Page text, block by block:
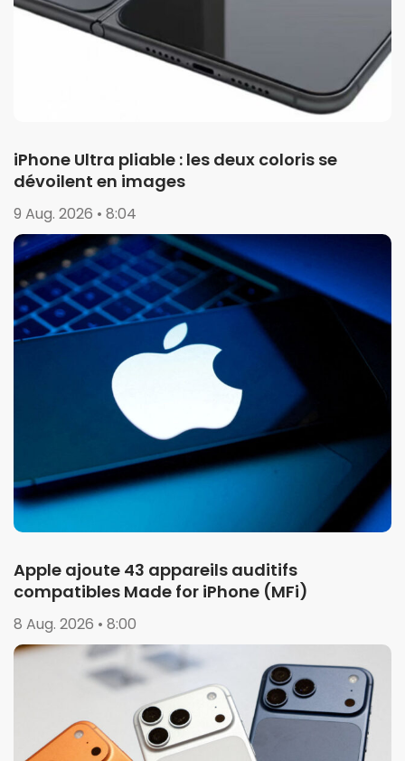
iPhone Ultra pliable : les deux coloris se
dévoilent en images
9 Aug. 2026 • 8:04
Apple ajoute 43 appareils auditifs
compatibles Made for iPhone (MFi)
8 Aug. 2026 • 8:00